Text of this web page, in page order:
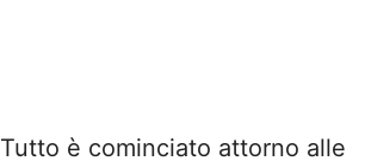
Tutto è cominciato attorno alle